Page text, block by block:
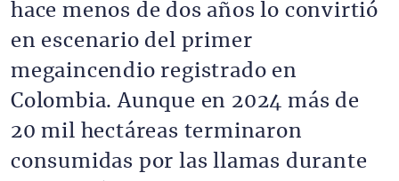
hace menos de dos años lo convirtió
en escenario del primer
megaincendio registrado en
Colombia. Aunque en 2024 más de
20 mil hectáreas terminaron
consumidas por las llamas durante